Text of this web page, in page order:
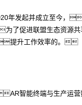
年发起并成立至今，
了促进联盟生态资源
提升工作效率的。
智能终端与生产运营